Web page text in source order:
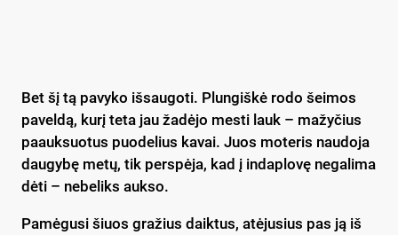
Bet šį tą pavyko išsaugoti. Plungiškė rodo šeimos
paveldą, kurį teta jau žadėjo mesti lauk – mažyčius
paauksuotus puodelius kavai. Juos moteris naudoja
daugybę metų, tik perspėja, kad į indaplovę negalima
dėti – nebeliks aukso.
Pamėgusi šiuos gražius daiktus, atėjusius pas ją iš